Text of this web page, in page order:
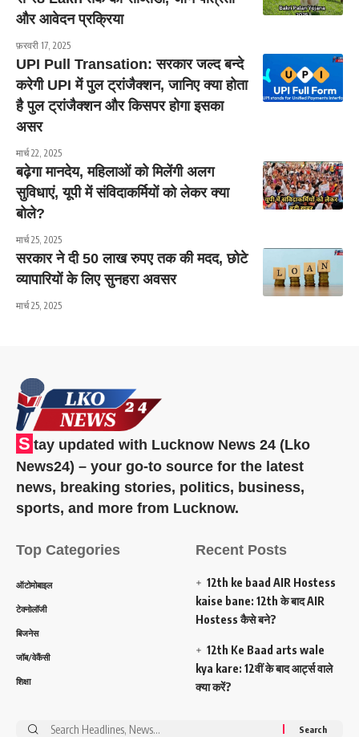
और आवेदन प्रक्रिया
फ़रवरी 17, 2025
UPI Pull Transation: सरकार जल्द बन्दे
करेगी UPI में पुल ट्रांजैक्शन, जानिए क्या होता
है पुल ट्रांजैक्शन और किसपर होगा इसका
असर
मार्च 22, 2025
बढ़ेगा मानदेय, महिलाओं को मिलेंगी अलग
सुविधाएं, यूपी में संविदाकर्मियों को लेकर क्या
बोले?
मार्च 25, 2025
सरकार ने दी 50 लाख रुपए तक की मदद, छोटे
व्यापारियों के लिए सुनहरा अवसर
मार्च 25, 2025
S tay updated with Lucknow News 24 (Lko
News24) – your go-to source for the latest
news, breaking stories, politics, business,
sports, and more from Lucknow.
Top Categories
ऑटोमोबाइल
टेक्नोलॉजी
बिजनेस
जॉब/वेकैंसी
शिक्षा
Recent Posts
12th ke baad AIR Hostess
kaise bane: 12th के बाद AIR
Hostess कैसे बने?
12th Ke Baad arts wale
kya kare: 12वीं के बाद आर्ट्स वाले
क्या करें?
Search